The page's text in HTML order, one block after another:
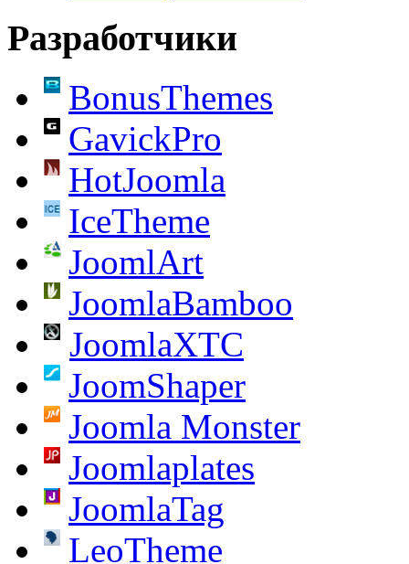
Разработчики
BonusThemes
GavickPro
HotJoomla
IceTheme
JoomlArt
JoomlaBamboo
JoomlaXTC
JoomShaper
Joomla Monster
Joomlaplates
JoomlaTag
LeoTheme